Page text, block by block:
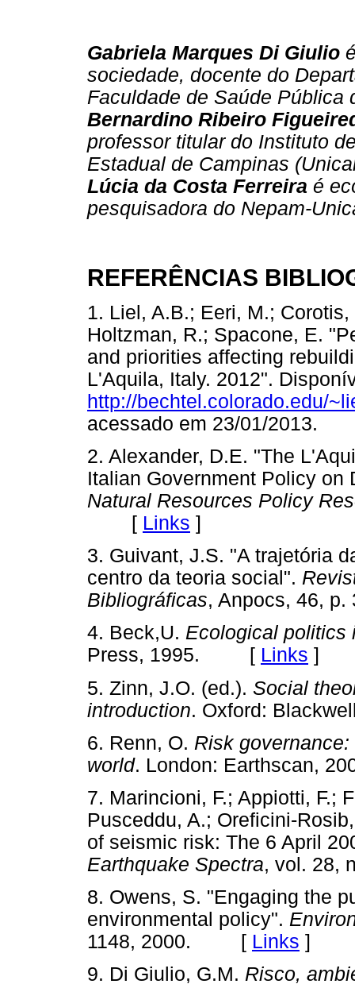
Gabriela Marques Di Giulio
sociedade, docente do
Faculdade de Saúde Pública
Bernardino Ribeiro
professor titular do Instituto
Estadual de Campinas
Lúcia da Costa Ferreira é
pesquisadora do Nepam-
REFERÊNCIAS
1. Liel, A.B.; Eeri, M.;
Holtzman, R.; Spacone, E.
and priorities affecting
L'Aquila, Italy. 2012".
http://bechtel.colorado.edu/
acessado em 23/01/
2. Alexander, D.E. "The
Italian Government Policy
Natural Resources Policy
[ Links ]
3. Guivant, J.S. "A trajetória
centro da teoria social".
Bibliográficas, Anpocs, 46,
4. Beck,U. Ecological politics
Press, 1995. [ Links ]
5. Zinn, J.O. (ed.). Social
introduction. Oxford:
6. Renn, O. Risk
world. London:
7. Marincioni, F.; Appiotti, F.;
Pusceddu, A.; Oreficini-
of seismic risk: The 6 April
Earthquake Spectra, vol.
8. Owens, S. "Engaging the
environmental policy".
1148, 2000. [ Links ]
9. Di Giulio, G.M. Risco,